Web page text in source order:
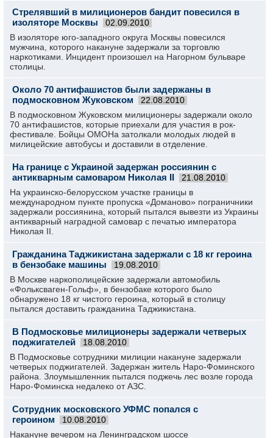
Стрелявший в милиционеров бандит повесился в
изоляторе Москвы
02.09.2010
В изоляторе юго-западного округа Москвы повесился
мужчина, которого накануне задержали за торговлю
наркотиками. Инцидент произошел на Нагорном бульваре
столицы.
Около 70 антифашистов были задержаны в
подмосковном Жуковском
22.08.2010
В подмосковном Жуковском милиционеры задержали около
70 антифашистов, которые приехали для участия в рок-
фестивале. Бойцы ОМОНа затолкали молодых людей в
милицейские автобусы и доставили в отделение.
На границе с Украиной задержан россиянин с
антикварным самоваром Николая II
21.08.2010
На украинско-белорусском участке границы в
международном пункте пропуска «Доманово» пограничники
задержали россиянина, который пытался вывезти из Украины
антикварный наградной самовар с печатью императора
Николая ІІ.
Гражданина Таджикистана задержали с 18 кг героина
в бензобаке машины
19.08.2010
В Москве наркополицейские задержали автомобиль
«Фольксваген-Гольф», в бензобаке которого было
обнаружено 18 кг чистого героина, который в столицу
пытался доставить гражданина Таджикистана.
В Подмосковье милиционеры задержали четверых
поджигателей
18.08.2010
В Подмосковье сотрудники милиции накануне задержали
четверых поджигателей. Задержан житель Наро-Фоминского
района. Злоумышленник пытался поджечь лес возле города
Наро-Фоминска недалеко от АЗС.
Сотрудник московского УФМС попался с
героином
10.08.2010
Накануне вечером на Ленинградском шоссе